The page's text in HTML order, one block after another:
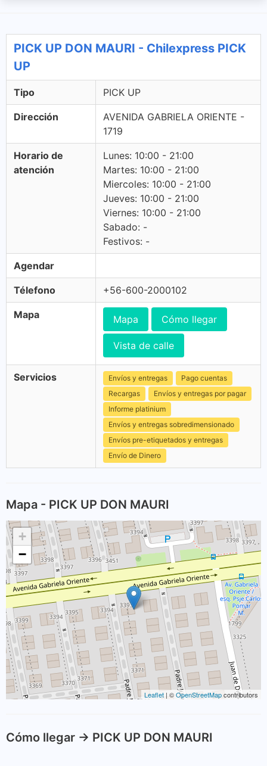
PICK UP DON MAURI - Chilexpress PICK
UP
Tipo PICK UP
Dirección
AVENIDA GABRIELA ORIENTE -
1719
Horario de
atención
Lunes: 10:00 - 21:00
Martes: 10:00 - 21:00
Miercoles: 10:00 - 21:00
Jueves: 10:00 - 21:00
Viernes: 10:00 - 21:00
Sabado: -
Festivos: -
Agendar
Télefono +56-600-2000102
Mapa Mapa Cómo llegar
Vista de calle
Servicios Envíos y entregas
Pago cuentas
Recargas
Envíos y entregas por pagar
Informe platinium
Envíos y entregas sobredimensionado
Envíos pre-etiquetados y entregas
Envío de Dinero
Mapa - PICK UP DON MAURI
+
−
Leaflet | ©OpenStreetMapcontributors
Cómo llegar -> PICK UP DON MAURI